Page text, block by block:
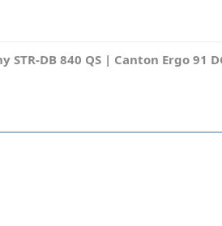
STR-DB 840 QS | Canton Ergo 91